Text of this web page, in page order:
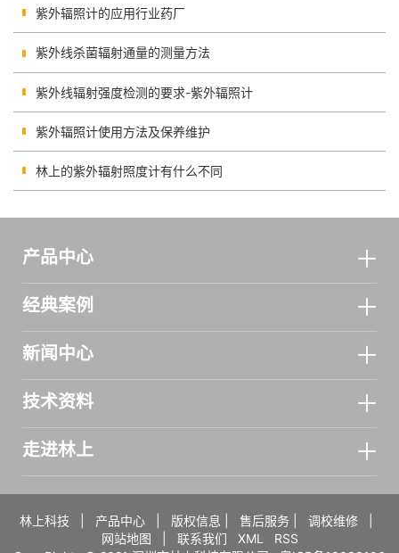
紫外辐照计的应用行业药厂
紫外线杀菌辐射通量的测量方法
紫外线辐射强度检测的要求-紫外辐照计
紫外辐照计使用方法及保养维护
林上的紫外辐射照度计有什么不同
产品中心
经典案例
新闻中心
技术资料
走进林上
林上科技 产品中心| 版权信息 售后服务| 调校维修|
网站地图
联系我们 XML
RSS